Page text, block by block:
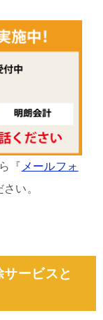
『 メールフォ
い。
ービスと